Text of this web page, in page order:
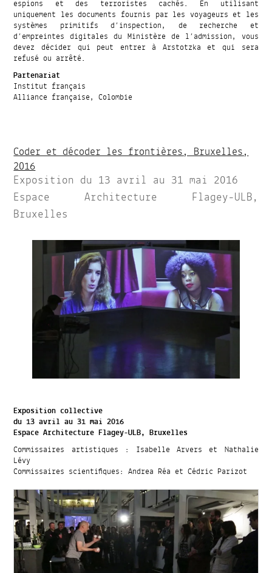
espions et des terroristes cachés. En utilisant
uniquement les documents fournis par les voyageurs et les
systèmes primitifs d’inspection, de recherche et
d’empreintes digitales du Ministère de l’admission, vous
devez décider qui peut entrer à Arstotzka et qui sera
refusé ou arrêté.
Partenariat
Institut français
Alliance française, Colombie
Coder et décoder les frontières, Bruxelles,
2016
Exposition du 13 avril au 31 mai 2016
Espace Architecture Flagey-ULB,
Bruxelles
Exposition collective
du 13 avril au 31 mai 2016
Espace Architecture Flagey-ULB, Bruxelles
Commissaires artistiques : Isabelle Arvers et Nathalie
Lévy
Commissaires scientifiques: Andrea Réa et Cédric Parizot